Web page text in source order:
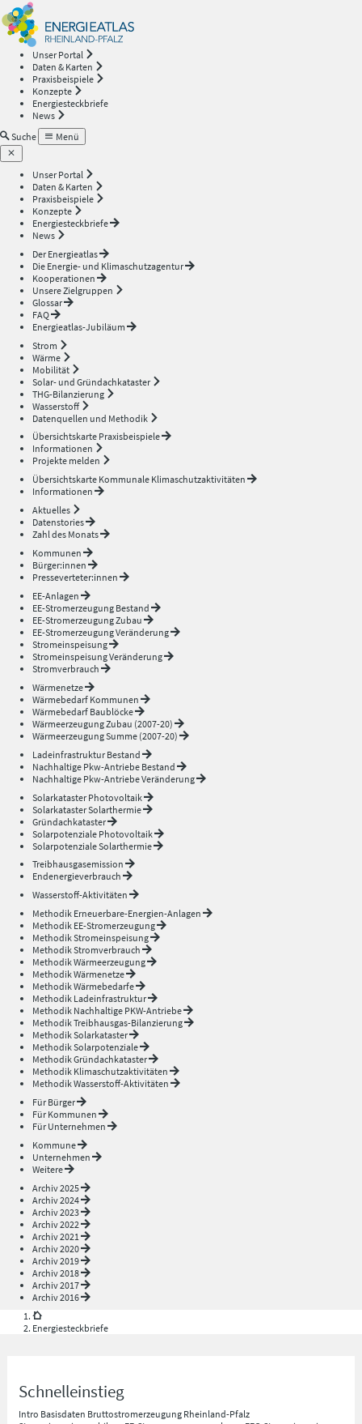
Unser Portal
Daten & Karten
Praxisbeispiele
Konzepte
Energiesteckbriefe
News
Suche
Menü
Unser Portal
Daten & Karten
Praxisbeispiele
Konzepte
Energiesteckbriefe
News
Der Energieatlas
Die Energie- und Klimaschutzagentur
Kooperationen
Unsere Zielgruppen
Glossar
FAQ
Energieatlas-Jubiläum
Strom
Wärme
Mobilität
Solar- und Gründachkataster
THG-Bilanzierung
Wasserstoff
Datenquellen und Methodik
Übersichtskarte Praxisbeispiele
Informationen
Projekte melden
Übersichtskarte Kommunale Klimaschutzaktivitäten
Informationen
Aktuelles
Datenstories
Zahl des Monats
Kommunen
Bürger:innen
Presseverteter:innen
EE-Anlagen
EE-Stromerzeugung Bestand
EE-Stromerzeugung Zubau
EE-Stromerzeugung Veränderung
Stromeinspeisung
Stromeinspeisung Veränderung
Stromverbrauch
Wärmenetze
Wärmebedarf Kommunen
Wärmebedarf Baublöcke
Wärmeerzeugung Zubau (2007-20)
Wärmeerzeugung Summe (2007-20)
Ladeinfrastruktur Bestand
Nachhaltige Pkw-Antriebe Bestand
Nachhaltige Pkw-Antriebe Veränderung
Solarkataster Photovoltaik
Solarkataster Solarthermie
Gründachkataster
Solarpotenziale Photovoltaik
Solarpotenziale Solarthermie
Treibhausgasemission
Endenergieverbrauch
Wasserstoff-Aktivitäten
Methodik Erneuerbare-Energien-Anlagen
Methodik EE-Stromerzeugung
Methodik Stromeinspeisung
Methodik Stromverbrauch
Methodik Wärmeerzeugung
Methodik Wärmenetze
Methodik Wärmebedarfe
Methodik Ladeinfrastruktur
Methodik Nachhaltige PKW-Antriebe
Methodik Treibhausgas-Bilanzierung
Methodik Solarkataster
Methodik Solarpotenziale
Methodik Gründachkataster
Methodik Klimaschutzaktivitäten
Methodik Wasserstoff-Aktivitäten
Für Bürger
Für Kommunen
Für Unternehmen
Kommune
Unternehmen
Weitere
Archiv 2025
Archiv 2024
Archiv 2023
Archiv 2022
Archiv 2021
Archiv 2020
Archiv 2019
Archiv 2018
Archiv 2017
Archiv 2016
Energiesteckbriefe
Schnelleinstieg
Intro Basisdaten Bruttostromerzeugung Rheinland-Pfalz